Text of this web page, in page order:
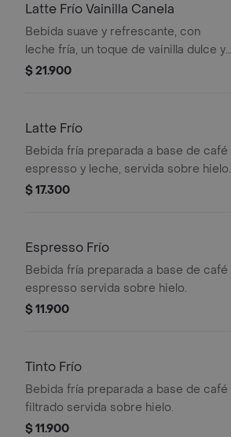
Latte Frío Vainilla Canela
Bebida suave y refrescante, con
leche fría, un toque de vainilla dulce y
un leve sabor especiado de canela,
$ 21.900
Latte Frío
Bebida fría preparada a base de café
espresso y leche, servida sobre hielo.
$ 17.300
Espresso Frío
Bebida fría preparada a base de café
espresso servida sobre hielo.
$ 11.900
Tinto Frío
Bebida fría preparada a base de café
filtrado servida sobre hielo.
$ 11.900